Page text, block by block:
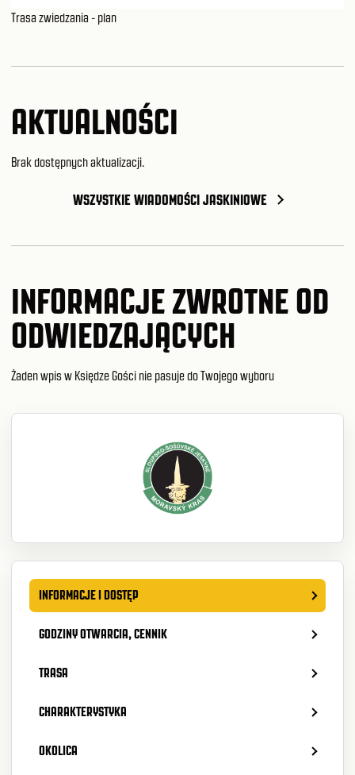
Trasa zwiedzania - plan
AKTUALNOŚCI
Brak dostępnych aktualizacji.
WSZYSTKIE WIADOMOŚCI JASKINIOWE
INFORMACJE ZWROTNE OD
ODWIEDZAJĄCYCH
Żaden wpis w Księdze Gości nie pasuje do Twojego wyboru
INFORMACJE I DOSTĘP
GODZINY OTWARCIA, CENNIK
TRASA
CHARAKTERYSTYKA
OKOLICA